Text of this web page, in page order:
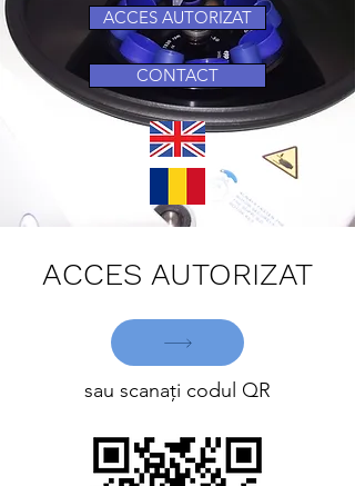
ACCES AUTORIZAT
CONTACT
ACCES AUTORIZAT
sau scanați codul QR